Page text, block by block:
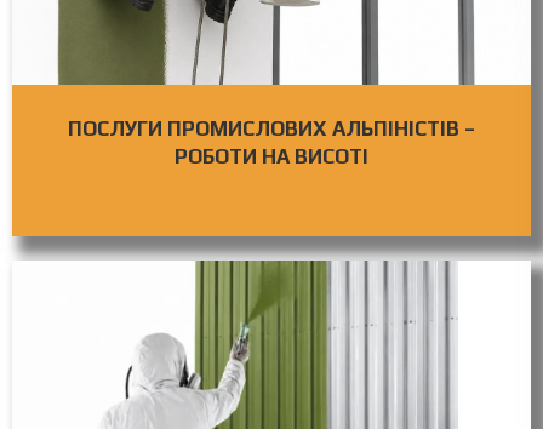
ПОСЛУГИ ПРОМИСЛОВИХ АЛЬПІНІСТІВ –
РОБОТИ НА ВИСОТІ